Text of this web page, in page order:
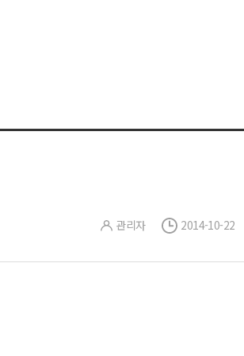
관리자 2014-10-22